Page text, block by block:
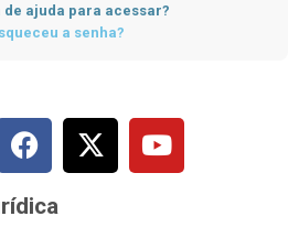
de ajuda para acessar?
a senha?